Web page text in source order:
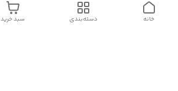
سبد خرید دسته‌بندی خانه